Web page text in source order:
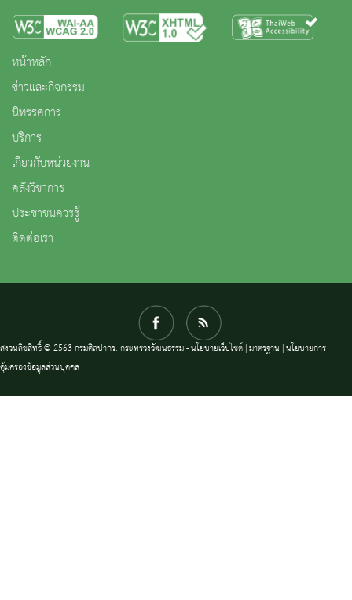
หน้าหลัก
ข่าวและกิจกรรม
นิทรรศการ
บริการ
เกี่ยวกับหน่วยงาน
คลังวิชาการ
ประชาชนควรรู้
ติดต่อเรา
สงวนลิขสิทธิ์ © 2563 กรมศิลปากร. กระทรวงวัฒนธรรม -นโยบายเว็บไซต์|มาตรฐาน |นโยบายการ
คุ้มครองข้อมูลส่วนบุคคล